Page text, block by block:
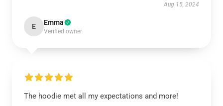
Aug 15, 2024
E Emma
Verified owner
The hoodie met all my expectations and more!